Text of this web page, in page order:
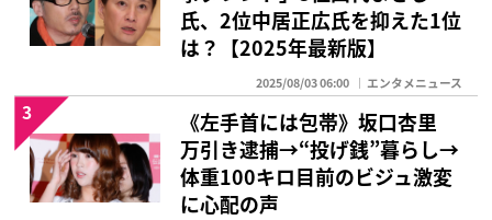
氏、2位中居正広氏を抑えた1位
は？【2025年最新版】
2025/08/03 06:00 エンタメニュース
《左手首には包帯》坂口杏里
万引き逮捕→“投げ銭”暮らし→
体重100キロ目前のビジュ激変
に心配の声
3